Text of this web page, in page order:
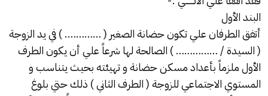
البند الأول
أتفق الطرفان علي تكون حضانة الصغير ( …………. ) في يد الزوجة
( السيدة / …………… ) الصالحة لها شرعاً علي أن يكون الطرف
الأول ملزماً بأعداد مسكن حضانة و تهيئته بحيث يتناسب و
المستوي الاجتماعي للزوجة ( الطرف الثاني ) ذلك حتي بلوغ